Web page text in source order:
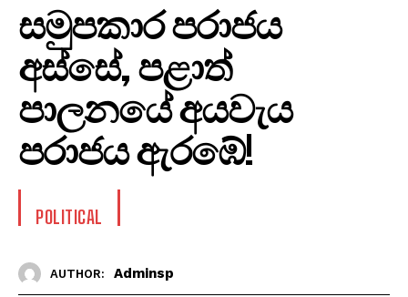
සමුපකාර පරාජය
අස්සේ, පළාත්
පාලනයේ අයවැය
පරාජය ඇරඹේ!
POLITICAL
AUTHOR: Adminsp